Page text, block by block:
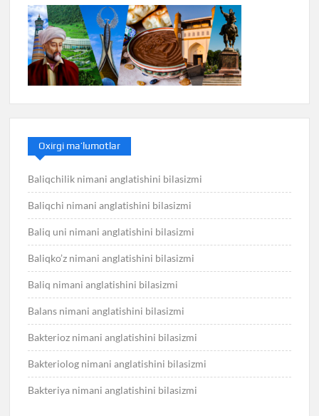
Oxirgi ma’lumotlar
Baliqchilik nimani anglatishini bilasizmi
Baliqchi nimani anglatishini bilasizmi
Baliq uni nimani anglatishini bilasizmi
Baliqko’z nimani anglatishini bilasizmi
Baliq nimani anglatishini bilasizmi
Balans nimani anglatishini bilasizmi
Bakterioz nimani anglatishini bilasizmi
Bakteriolog nimani anglatishini bilasizmi
Bakteriya nimani anglatishini bilasizmi